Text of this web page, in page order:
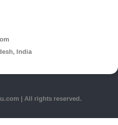
India
| All rights reserved.